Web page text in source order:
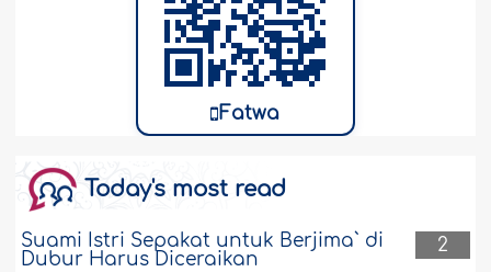
Fatwa
Today's most read
2
Suami Istri Sepakat untuk Berjima` di
Dubur Harus Diceraikan